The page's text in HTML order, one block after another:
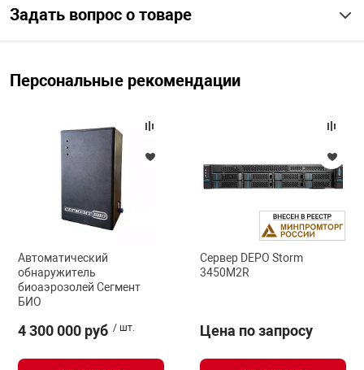
безопасность
Задать вопрос о товаре
Персональные рекомендации
Автоматический
обнаружитель
биоаэрозолей Сегмент
БИО
4 300 000 руб / шт.
Сервер DEPO Storm
3450M2R
Цена по запросу